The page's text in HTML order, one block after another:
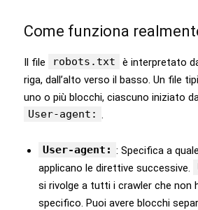
Come funziona
Il file robots.txt
è interpretato
riga, dall’alto verso il basso. Un file
uno o più blocchi, ciascuno iniziato
User-agent:
User-agent: : Specifica a
applicano le direttive successive.
si rivolge a tutti i crawler che non
specifico. Puoi avere blocchi